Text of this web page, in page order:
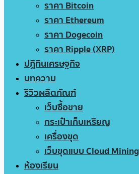
ราคา Bitcoin
ราคา Ethereum
ราคา Dogecoin
ราคา Ripple (XRP)
ปฏิทินเศรษฐกิจ
บทความ
รีวิวผลิตภัณฑ์
เว็บซื้อขาย
กระเป๋าเก็บเหรียญ
เครื่องขุด
เว็บขุดแบบ Cloud Mining
ห้องเรียน